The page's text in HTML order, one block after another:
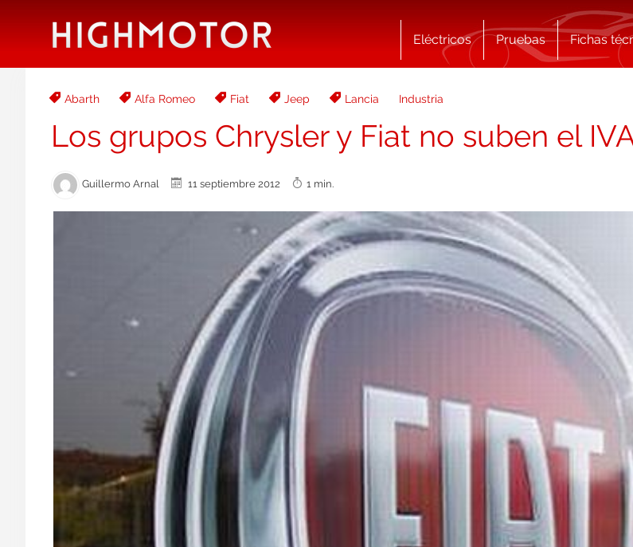
Eléctricos Pruebas Fichas
Abarth Alfa Romeo Fiat Jeep Lancia Industria
Los grupos Chrysler y Fiat no suben el
Guillermo Arnal 11 septiembre 2012 1 min.